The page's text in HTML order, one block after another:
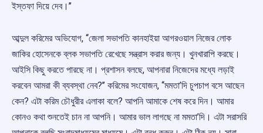
ইস্তফা দিয়ে দেব।’’
আব্দুল করিমের অভিযোগ, ‘‘জেলা সভাপতি কানহাইয়া আগরওয়াল নিজের লোক
জাকির হোসেনকে ব্লক সভাপতি রেখেছে সন্ত্রাস করার জন্য। খুনখারাপি করছে।
আইসি কিছু করতে পারছে না। প্রশাসন বলছে, আপনারা নিজেদের মধ্যে লড়াই
করবেন আমরা কী ব্যবস্থা নেব?’’ করিমের সংযোজন, ‘‘মমতা’দি চুপচাপ বসে আছেন
কেন? এটা করিম চৌধুরীর এলাকা বলে? আপনি আমাকে শেষ করে দিন। আমার
কোনও কথা শুনতেই চান না আপনি। আমার ভাল লাগছে না মমতা’দি। এটা সরাসরি